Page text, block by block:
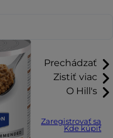
Prechádzať
Zistiť viac
O Hill's
Zaregistrovať sa
Kde kúpiť